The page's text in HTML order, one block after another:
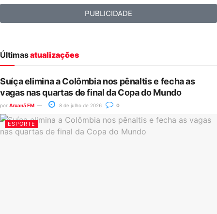
PUBLICIDADE
Últimasatualizações
Suíça elimina a Colômbia nos pênaltis e fecha as
vagas nas quartas de final da Copa do Mundo
por Aruanã FM 8 de julho de 2026 0
ESPORTE